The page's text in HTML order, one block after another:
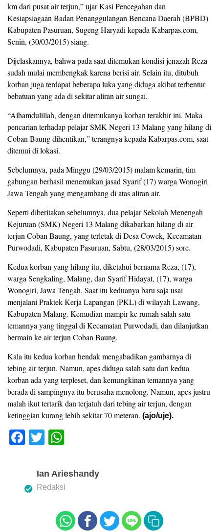
km dari pusat air terjun,” ujar Kasi Pencegahan dan
Kesiapsiagaan Badan Penanggulangan Bencana Daerah (BPBD)
Kabupaten Pasuruan, Sugeng Haryadi kepada Kabarpas.com,
Senin, (30/03/2015) siang.
Dijelaskannya, bahwa pada saat ditemukan kondisi jenazah Reza
sudah mulai membengkak karena berisi air. Selain itu, ditubuh
korban juga terdapat beberapa luka yang diduga akibat terbentur
bebatuan yang ada di sekitar aliran air sungai.
“Alhamdulillah, dengan ditemukanya korban terakhir ini. Maka
pencarian terhadap pelajar SMK Negeri 13 Malang yang hilang di
Coban Baung dihentikan,” terangnya kepada Kabarpas.com, saat
ditemui di lokasi.
Sebelumnya, pada Minggu (29/03/2015) malam kemarin, tim
gabungan berhasil menemukan jasad Syarif (17) warga Wonogiri
Jawa Tengah yang mengambang di atas aliran air.
Seperti diberitakan sebelumnya, dua pelajar Sekolah Menengah
Kejuruan (SMK) Negeri 13 Malang dikabarkan hilang di air
terjun Coban Baung, yang terletak di Desa Cowek, Kecamatan
Purwodadi, Kabupaten Pasuruan, Sabtu, (28/03/2015) sore.
Kedua korban yang hilang itu, diketahui bernama Reza, (17),
warga Sengkaling, Malang, dan Syarif Hidayat, (17), warga
Wonogiri, Jawa Tengah. Saat itu keduanya baru saja usai
menjalani Praktek Kerja Lapangan (PKL) di wilayah Lawang,
Kabupaten Malang. Kemudian mampir ke rumah salah satu
temannya yang tinggal di Kecamatan Purwodadi, dan dilanjutkan
bermain ke air terjun Coban Baung.
Kala itu kedua korban hendak mengabadikan gambarnya di
tebing air terjun. Namun, apes diduga salah satu dari kedua
korban ada yang terpleset, dan kemungkinan temannya yang
berada di sampingnya itu berusaha menolong. Namun, apes justru
malah ikut tertarik dan terjatuh dari tebing air terjun, dengan
ketinggian kurang lebih sekitar 70 meteran. (ajo/uje).
F
e
T
tt
er
at
s
p
Ian Arieshandy
Redaksi